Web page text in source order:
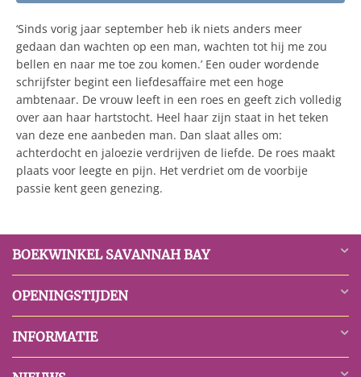
‘Sinds vorig jaar september heb ik niets anders meer
gedaan dan wachten op een man, wachten tot hij me zou
bellen en naar me toe zou komen.’ Een ouder wordende
schrijfster begint een liefdesaffaire met een hoge
ambtenaar. De vrouw leeft in een roes en geeft zich volledig
over aan haar hartstocht. Heel haar zijn staat in het teken
van deze ene aanbeden man. Dan slaat alles om:
achterdocht en jaloezie verdrijven de liefde. De roes maakt
plaats voor leegte en pijn. Het verdriet om de voorbije
passie kent geen genezing.
BOEKWINKEL SAVANNAH BAY
OPENINGSTIJDEN
INFORMATIE